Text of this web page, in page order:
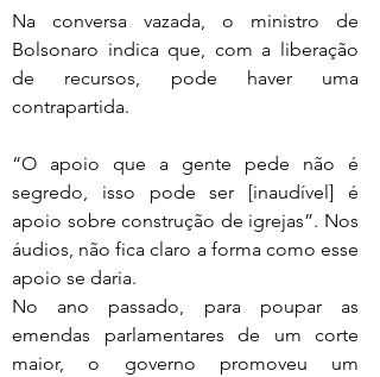
Na conversa vazada, o ministro de
Bolsonaro indica que, com a liberação
de recursos, pode haver uma
contrapartida.
“O apoio que a gente pede não é
segredo, isso pode ser [inaudível] é
apoio sobre construção de igrejas”. Nos
áudios, não fica claro a forma como esse
apoio se daria.
No ano passado, para poupar as
emendas parlamentares de um corte
maior, o governo promoveu um